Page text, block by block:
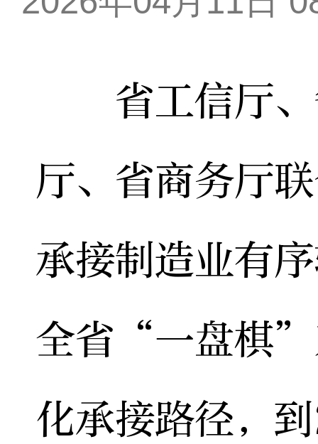
省工信厅、
厅、省商务厅
承接制造业有
全省“一盘棋”
化承接路径，